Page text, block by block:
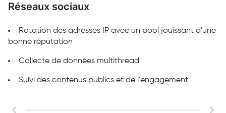
Réseaux sociaux
Rotation des adresses IP avec un pool jouissant d'une
bonne réputation
Collecte de données multithread
Suivi des contenus publics et de l'engagement